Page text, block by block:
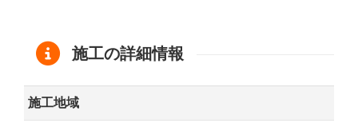
施工の詳細情報
施工地域